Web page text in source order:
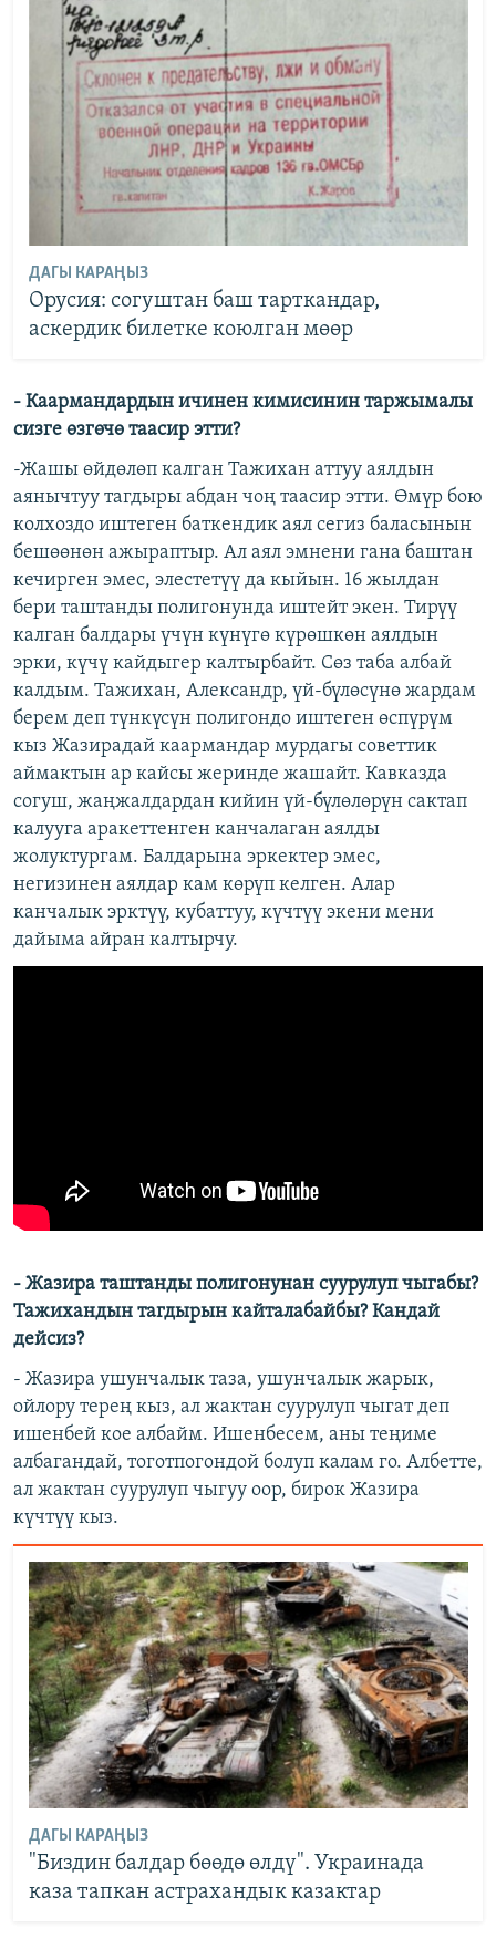
ДАГЫ КАРАҢЫЗ
Орусия: согуштан баш тарткандар,
аскердик билетке коюлган мөөр
- Каармандардын ичинен кимисинин таржымалы
сизге өзгөчө таасир этти?
-Жашы өйдөлөп калган Тажихан аттуу аялдын
аянычтуу тагдыры абдан чоң таасир этти. Өмүр бою
колхоздо иштеген баткендик аял сегиз баласынын
бешөөнөн ажыраптыр. Ал аял эмнени гана баштан
кечирген эмес, элестетүү да кыйын. 16 жылдан
бери таштанды полигонунда иштейт экен. Тирүү
калган балдары үчүн күнүгө күрөшкөн аялдын
эрки, күчү кайдыгер калтырбайт. Сөз таба албай
калдым. Тажихан, Александр, үй-бүлөсүнө жардам
берем деп түнкүсүн полигондо иштеген өспүрүм
кыз Жазирадай каармандар мурдагы советтик
аймактын ар кайсы жеринде жашайт. Кавказда
согуш, жаңжалдардан кийин үй-бүлөлөрүн сактап
калууга аракеттенген канчалаган аялды
жолуктургам. Балдарына эркектер эмес,
негизинен аялдар кам көрүп келген. Алар
канчалык эрктүү, кубаттуу, күчтүү экени мени
дайыма айран калтырчу.
- Жазира таштанды полигонунан суурулуп чыгабы?
Тажихандын тагдырын кайталабайбы? Кандай
дейсиз?
- Жазира ушунчалык таза, ушунчалык жарык,
ойлору терең кыз, ал жактан суурулуп чыгат деп
ишенбей кое албайм. Ишенбесем, аны теңиме
албагандай, тоготпогондой болуп калам го. Албетте,
ал жактан суурулуп чыгуу оор, бирок Жазира
күчтүү кыз.
ДАГЫ КАРАҢЫЗ
"Биздин балдар бөөдө өлдү". Украинада
каза тапкан астрахандык казактар